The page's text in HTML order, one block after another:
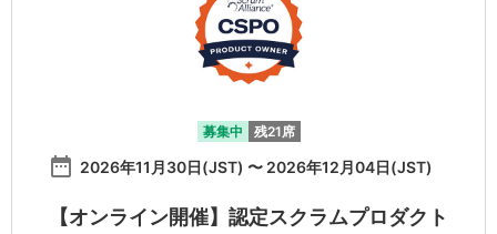
募集中 残21席
date_range 2026年11月30日(JST) 〜 2026年12月04日(JST)
【オンライン開催】認定スクラムプロダクト